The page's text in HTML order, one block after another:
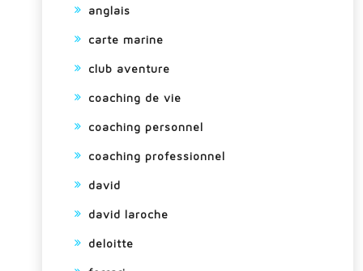
anglais
carte marine
club aventure
coaching de vie
coaching personnel
coaching professionnel
david
david laroche
deloitte